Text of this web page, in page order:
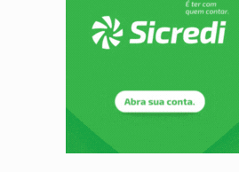
SINDICATOS UNIDOS:
AGOSTO LILÁS:MPRO
REGULARIZAÇÃO:Refis